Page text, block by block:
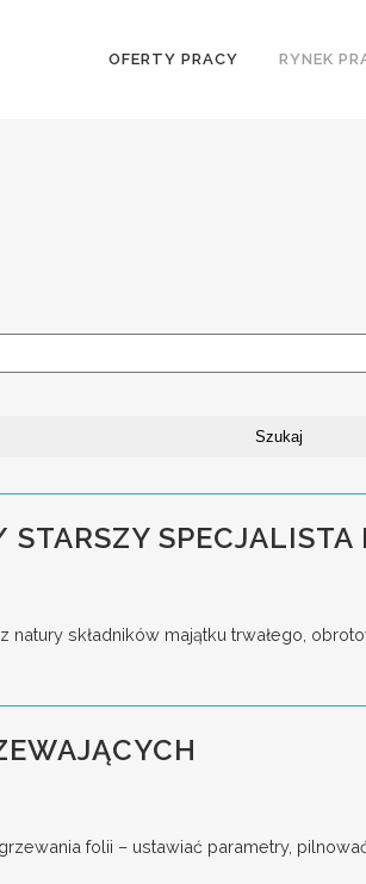
OFERTY PRACY RYNEK
składników majątku trwałego,
folii – ustawiać parametry,